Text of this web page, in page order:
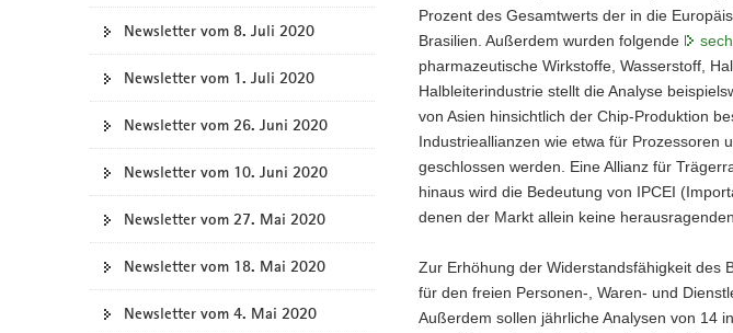
Newsletter vom 8. Juli 2020
Newsletter vom 1. Juli 2020
Newsletter vom 26. Juni 2020
Newsletter vom 10. Juni 2020
Newsletter vom 27. Mai 2020
Newsletter vom 18. Mai 2020
Newsletter vom 4. Mai 2020
Prozent des Gesamtwerts der in die
Brasilien. Außerdem wurden folgende
pharmazeutische Wirkstoffe, Wasserstoff,
Halbleiterindustrie stellt die Analyse
von Asien hinsichtlich der Chip-Produktion
Industrieallianzen wie etwa für Prozessoren
geschlossen werden. Eine Allianz für
hinaus wird die Bedeutung von IPCEI
denen der Markt allein keine
Zur Erhöhung der Widerstandsfähigkeit des
für den freien Personen-, Waren- und
Außerdem sollen jährliche Analysen von 14